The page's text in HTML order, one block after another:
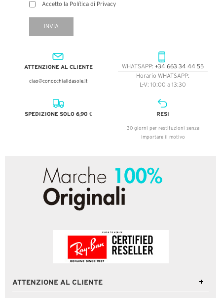
Accetto la Política di Privacy
INVIA
ATTENZIONE AL CLIENTE
ciao@conocchialidasole.it
WHATSAPP: +34 663 34 44 55
Horario WHATSAPP:
L-V: 10:00 a 13:30
SPEDIZIONE SOLO 6,90 € RESI
30 giorni per restituzioni senza
importare il motivo
ATTENZIONE AL CLIENTE